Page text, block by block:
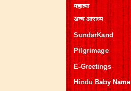
महात्मा
अन्य आराध्य
SundarKand
Pilgrimage
E-Greetings
Hindu Baby Name